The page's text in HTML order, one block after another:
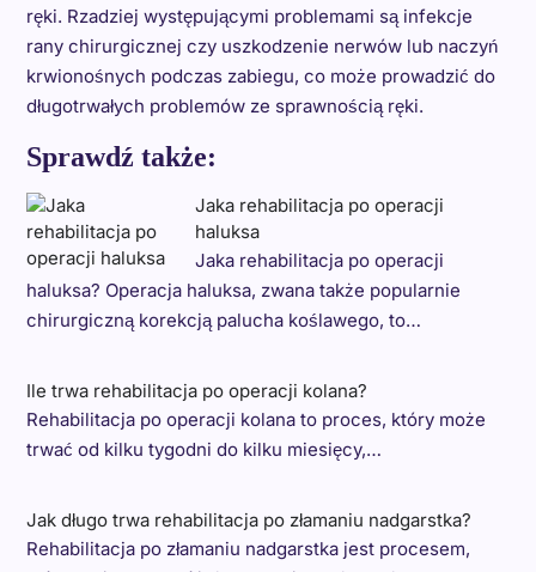
ręki. Rzadziej występującymi problemami są infekcje
rany chirurgicznej czy uszkodzenie nerwów lub naczyń
krwionośnych podczas zabiegu, co może prowadzić do
długotrwałych problemów ze sprawnością ręki.
Sprawdź także:
Jaka rehabilitacja po operacji
haluksa
Jaka rehabilitacja po operacji
haluksa? Operacja haluksa, zwana także popularnie
chirurgiczną korekcją palucha koślawego, to…
Ile trwa rehabilitacja po operacji kolana?
Rehabilitacja po operacji kolana to proces, który może
trwać od kilku tygodni do kilku miesięcy,…
Jak długo trwa rehabilitacja po złamaniu nadgarstka?
Rehabilitacja po złamaniu nadgarstka jest procesem,